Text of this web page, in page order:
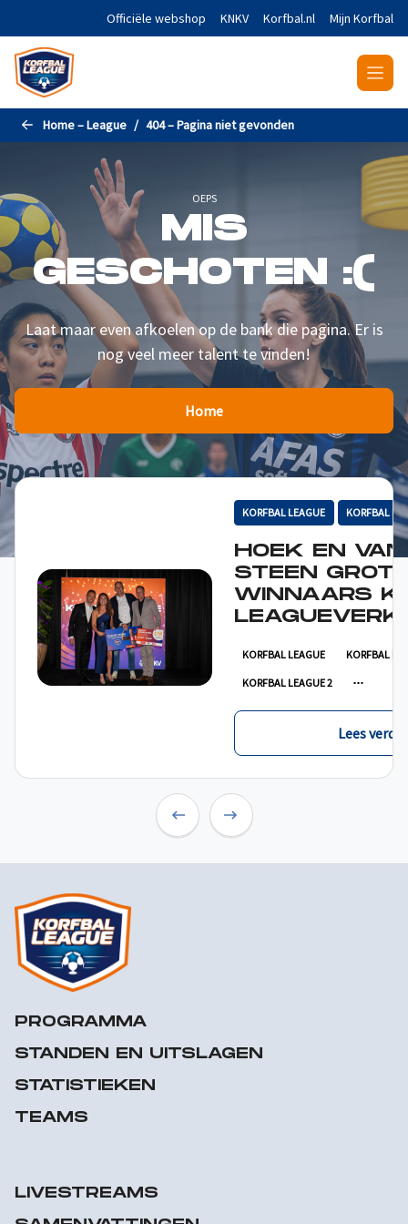
Naar de hoofdinhoud gaanOfficiële webshop KNKV Korfbal.nl Mijn Korfbal
Home – League 404 – Pagina niet gevonden
OEPS
MIS
GESCHOTEN :(
Laat maar even afkoelen op de bank die pagina. Er is
nog veel meer talent te vinden!
Home
KORFBAL LEAGUE KORFBAL
HOEK EN VAN
STEEN
WINNAARS
KORFBAL LEAGUE KORFBAL
KORFBAL LEAGUE 2
Lees verder
PROGRAMMA
STANDEN EN UITSLAGEN
STATISTIEKEN
TEAMS
LIVESTREAMS